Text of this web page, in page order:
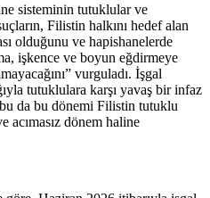
sisteminin tutuklular ve
Filistin halkını hedef alan
olduğunu ve hapishanelerde
işkence ve boyun eğdirmeye
vurguladı. İşgal
tutuklulara karşı yavaş bir infaz
da bu dönemi Filistin tutuklu
acımasız dönem haline